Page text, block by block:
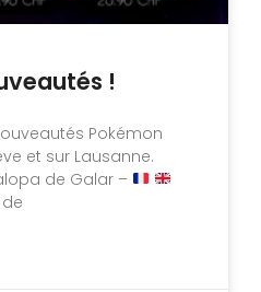
!
Pokémon
et sur Lausanne.
de Galar –